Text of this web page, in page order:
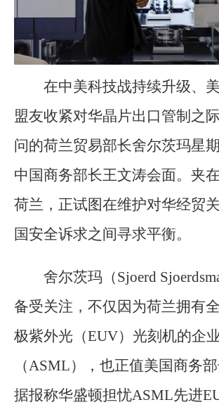
在中美科技战持续升级、
盟友收紧对华晶片出口管制之
问的荷兰贸易部长舍尔茨玛星
中国商务部长王文涛会面。夹
荷兰，正试图在维护对华经贸
国安全诉求之间寻求平衡。
舍尔茨玛（Sjoerd
备受关注，不仅因为荷兰拥有
极紫外光（EUV）光刻机的企
（ASML），也正值美国商务
据报称华盛顿担忧ASML先进